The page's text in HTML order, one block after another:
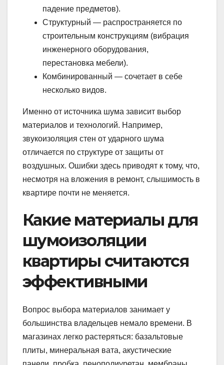
падение предметов).
Структурный — распространяется по
строительным конструкциям (вибрация
инженерного оборудования,
перестановка мебели).
Комбинированный — сочетает в себе
несколько видов.
Именно от источника шума зависит выбор
материалов и технологий. Например,
звукоизоляция стен от ударного шума
отличается по структуре от защиты от
воздушных. Ошибки здесь приводят к тому, что,
несмотря на вложения в ремонт, слышимость в
квартире почти не меняется.
Какие материалы для
шумоизоляции
квартиры считаются
эффективными
Вопрос выбора материалов занимает у
большинства владельцев немало времени. В
магазинах легко растеряться: базальтовые
плиты, минеральная вата, акустические